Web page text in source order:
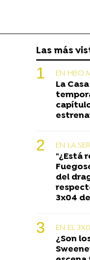
Las más
EN HBO
La
EN LA
"¿Está
del
3x04
EN EL
¿Son